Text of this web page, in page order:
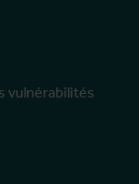
vulnérabilités